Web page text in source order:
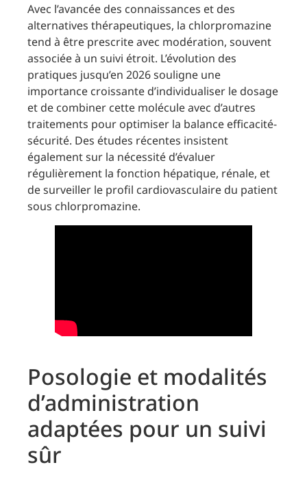
Avec l’avancée des connaissances et des
alternatives thérapeutiques, la chlorpromazine
tend à être prescrite avec modération, souvent
associée à un suivi étroit. L’évolution des
pratiques jusqu’en 2026 souligne une
importance croissante d’individualiser le dosage
et de combiner cette molécule avec d’autres
traitements pour optimiser la balance efficacité-
sécurité. Des études récentes insistent
également sur la nécessité d’évaluer
régulièrement la fonction hépatique, rénale, et
de surveiller le profil cardiovasculaire du patient
sous chlorpromazine.
Posologie et modalités
d’administration
adaptées pour un suivi
sûr